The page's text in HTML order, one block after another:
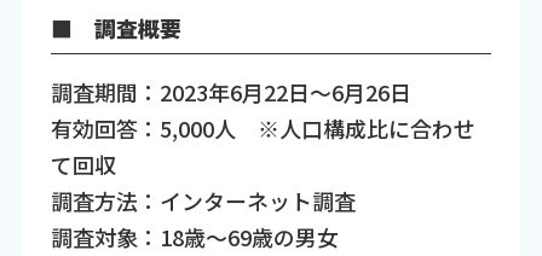
■ 調査概要
調査期間：2023年6月22日～6月26日
有効回答：5,000人 ※人口構成比に合わせ
て回収
調査方法：インターネット調査
調査対象：18歳～69歳の男女